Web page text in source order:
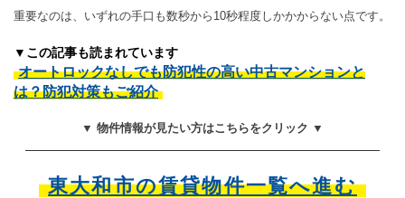
重要なのは、いずれの手口も数秒から10秒程度しかかからない点です。
▼この記事も読まれています
オートロックなしでも防犯性の高い中古マンションと
は？防犯対策もご紹介
▼ 物件情報が見たい方はこちらをクリック ▼
東大和市の賃貸物件一覧へ進む